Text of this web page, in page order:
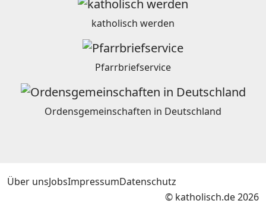
katholisch werden
Pfarrbriefservice
Ordensgemeinschaften in Deutschland
Über unsJobsImpressumDatenschutz
© katholisch.de 2026